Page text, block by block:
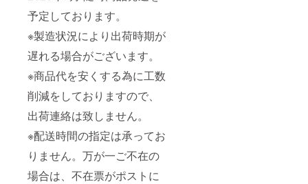
予定しております。
※製造状況により出荷時期が
遅れる場合がございます。
※商品代を安くする為に工数
削減をしておりますので、
出荷連絡は致しません。
※配送時間の指定は承ってお
りません。万が一ご不在の
場合は、不在票がポストに